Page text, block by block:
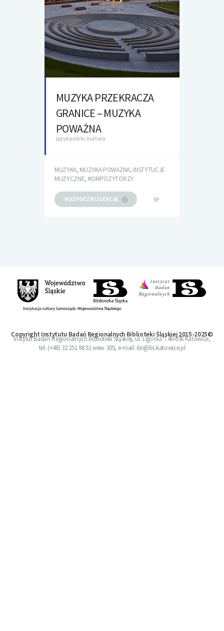
MUZYKA PRZEKRACZA
GRANICE – MUZYKA
POWAŻNA
język polski, kultura
MUZYKA, MUZYKA POWAŻNA, INSTYTUCJE
MUZYCZNE, KOMPOZYTORZY
ROZPOCZNIJ LEKCJĘ
Copyright Instytutu Badań Regionalnych Biblioteki Śląskiej 2015-2025©
Instytut Badań Regionalnych Biblioteki Śląskiej, ul. Ligonia 7 40-036 Katowice,
tel. (+48) 32 251 98 51 wew. 305, e-mail: ibr@bs.katowice.pl